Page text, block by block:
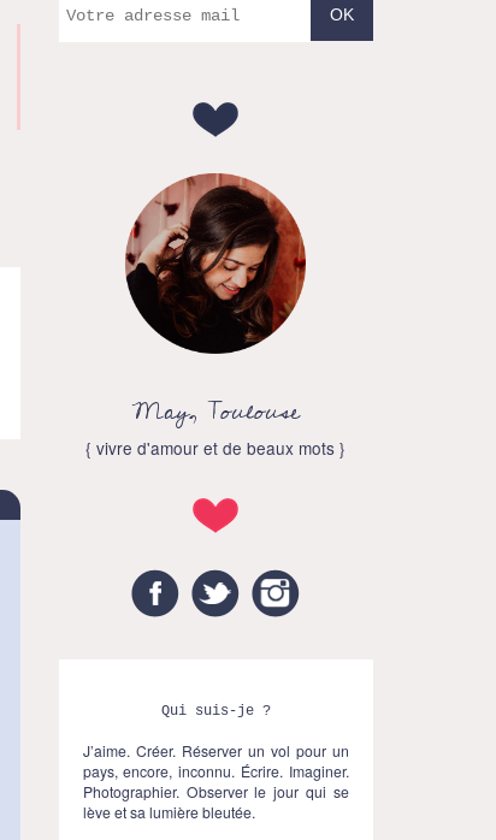
May, Toulouse
{ vivre d'amour et de beaux mots }
FacebookTwitter
Qui suis-je ?
J’aime. Créer. Réserver un vol pour un
pays, encore, inconnu. Écrire. Imaginer.
Photographier. Observer le jour qui se
lève et sa lumière bleutée.